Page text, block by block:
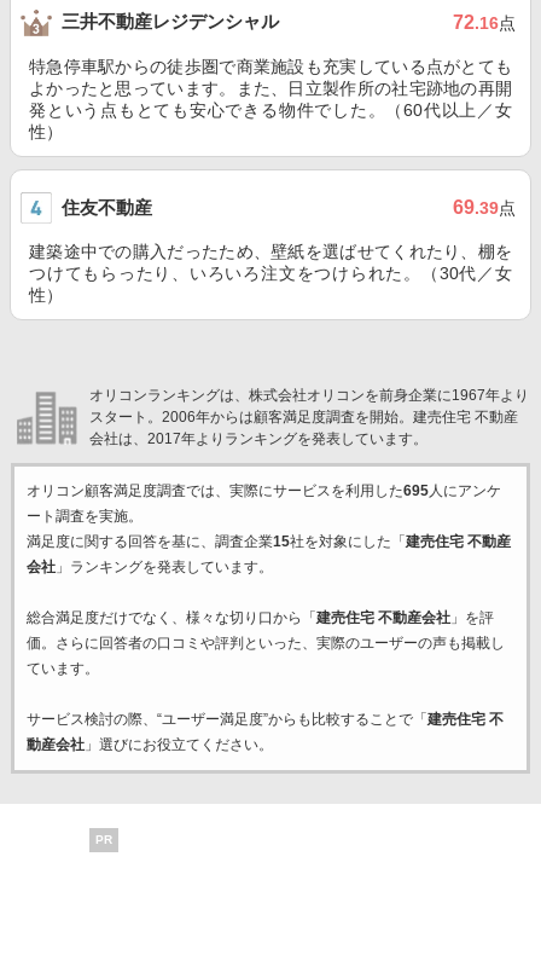
三井不動産レジデンシャル 72.16点
特急停車駅からの徒歩圏で商業施設も充実している点がとても
よかったと思っています。また、日立製作所の社宅跡地の再開
発という点もとても安心できる物件でした。（60代以上／女
性）
住友不動産 69.39点
建築途中での購入だったため、壁紙を選ばせてくれたり、棚を
つけてもらったり、いろいろ注文をつけられた。（30代／女
性）
オリコンランキングは、株式会社オリコンを前身企業に1967年より
スタート。2006年からは顧客満足度調査を開始。建売住宅 不動産
会社は、2017年よりランキングを発表しています。
オリコン顧客満足度調査では、実際にサービスを利用した695人にアンケ
ート調査を実施。
満足度に関する回答を基に、調査企業15社を対象にした「 建売住宅 不動産
会社」ランキングを発表しています。
総合満足度だけでなく、様々な切り口から「 建売住宅 不動産会社」を評
価。さらに回答者の口コミや評判といった、実際のユーザーの声も掲載し
ています。
サービス検討の際、“ユーザー満足度”からも比較することで「 建売住宅 不
動産会社」選びにお役立てください。
PR